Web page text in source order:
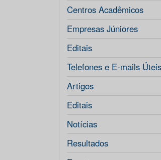
Centros Acadêmicos
Empresas Júniores
Editais
Telefones e E-mails Úteis
Artigos
Editais
Notícias
Resultados